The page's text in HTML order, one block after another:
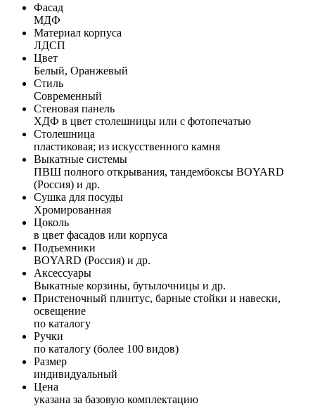
Фасад
МДФ
Материал корпуса
ЛДСП
Цвет
Белый, Оранжевый
Стиль
Современный
Стеновая панель
ХДФ в цвет столешницы или с фотопечатью
Столешница
пластиковая; из искусственного камня
Выкатные системы
ПВШ полного открывания, тандембоксы BOYARD
(Россия) и др.
Сушка для посуды
Хромированная
Цоколь
в цвет фасадов или корпуса
Подъемники
BOYARD (Россия) и др.
Аксессуары
Выкатные корзины, бутылочницы и др.
Пристеночный плинтус, барные стойки и навески,
освещение
по каталогу
Ручки
по каталогу (более 100 видов)
Размер
индивидуальный
Цена
указана за базовую комплектацию